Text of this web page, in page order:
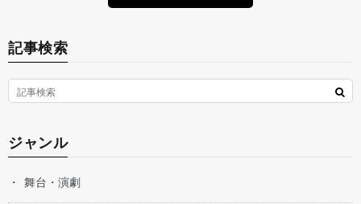
記事検索
ジャンル
舞台・演劇